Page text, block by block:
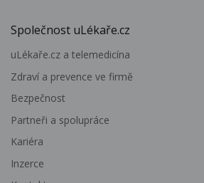
Společnost uLékaře.cz
uLékaře.cz a telemedicína
Zdraví a prevence ve firmě
Bezpečnost
Partneři a spolupráce
Kariéra
Inzerce